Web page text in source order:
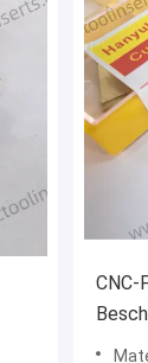
CNC-